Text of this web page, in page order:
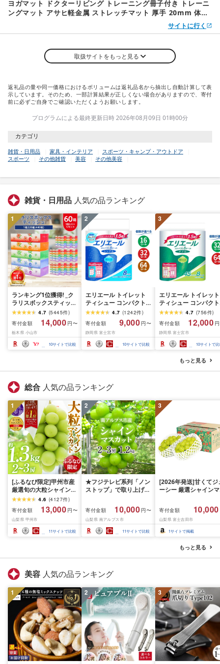
ヨガマット ドクターリビング トレーニング冊子付き トレーニ
ングマット アサヒ軽金属 ストレッチマット 厚手 20mm 体圧
サイトに行く
取扱サイトをもっと見る
返礼品の量や同一価格におけるボリュームは返礼品名から抽出し自動計算して表
示しています。そのため、一部計算結果が正しくない場合がありますので、寄付
前に必ずご自身でご確認いただくようお願いします。
プログラムによる最終更新日時 2026年08月09日 01時00分
カテゴリ
雑貨・日用品 家具・インテリア
スポーツ・キャンプ・アウトドア
スポーツ
その他雑貨 美容 その他美容
雑貨・日用品 人気の品ランキング
1
ランキング1位獲得! _ク
ラリスボックスティッシ
ュ60箱(1箱220組(440
枚))(5個入り×12セット)_
ティッシュ ティッシュ
ペーパー 日用品 常備品
生活用品 まとめ買い [配
送不可地域:離島・沖縄
4.7 (5445件)
寄付金額
14,000 円〜
栃木県 小山市
10サイトで比較
2
エリエール トイレット
ティシュー コンパクト
シングル [個数が選べ
る:16・32・64 ロール]
1.5倍巻 82.5m トイレッ
トペーパー シングル パ
ルプ100% 香りつき 日用
品 消耗品 備蓄 ふるさと
4.7 (1242件)
寄付金額
9,000 円〜
静岡県 富士宮市
10サイトで比較
3
エリエール トイレット
ティシュー コンパクト
ダブル [選べるロール
数:32・64 ロール] 1.5
巻 45m トイレットペ
パー ダブル パルプ
香りつき 日用品 消耗
備蓄 ふるさと納税 ふ
さと 送料無料 静岡県
4.7 (756件)
寄付金額
12,000
静岡県 富士宮市
10サイトで
もっと見る
総合 人気の品ランキング
1
[ふるなび限定]甲州市産
厳選旬の大粒シャインマ
スカット 約1.3kg 2〜3
房[2026年発送]
(MG)B12-472 FN-
Limited-VO シャインマ
スカット フルーツ
4.6 (4127件)
寄付金額
13,000 円〜
山梨県 甲州市
11サイトで比較
2
★フジテレビ系列「ノン
ストップ」で取り上げら
先行予約]南アルプス市
産シャインマスカット
1.2kg以上(2〜3房)ふる
さと納税 おすすめ 山梨
県 南アルプス市 送料無
寄付金額 10,000 円〜
山梨県 南アルプス市
11サイトで比較
3
[2026年発送]甘くてジ
ーシー 厳選シャインマ
月前半(1〜15日)から
月下旬までの発送) フ
ーツ ぶどう 果物 山梨
産 2026 旬 大粒 高級
寄付金額 10,000
山梨県 富士吉田市
1サイトで掲載
もっと見る
美容 人気の品ランキング
1 2 3